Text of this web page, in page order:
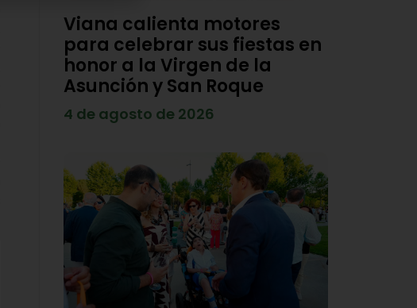
Viana calienta motores
para celebrar sus fiestas en
honor a la Virgen de la
Asunción y San Roque
4 de agosto de 2026